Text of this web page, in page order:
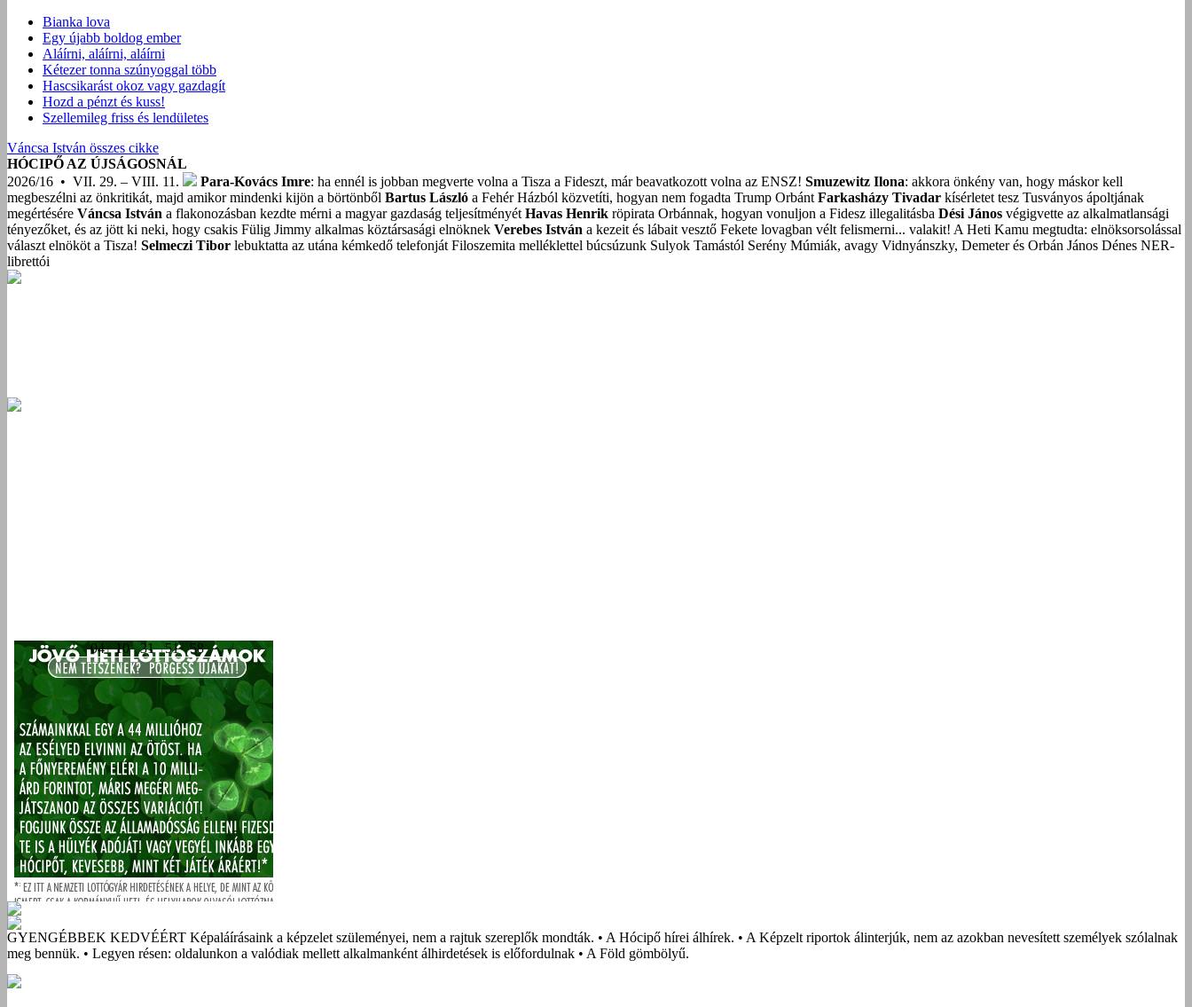
Bianka lova
Egy újabb boldog ember
Aláírni, aláírni, aláírni
Kétezer tonna szúnyoggal több
Hascsikarást okoz vagy gazdagít
Hozd a pénzt és kuss!
Szellemileg friss és lendületes
Váncsa István összes cikke
HÓCIPŐ AZ ÚJSÁGOSNÁL
2026/16 • VII. 29. – VIII. 11.
Para-Kovács Imre: ha ennél is jobban megverte volna a Tisza a Fideszt, már beavatkozott volna az ENSZ! Smuzewitz Ilona: akkora önkény van, hogy máskor kell
megbeszélni az önkritikát, majd amikor mindenki kijön a börtönből Bartus László a Fehér Házból közvetíti, hogyan nem fogadta Trump Orbánt Farkasházy Tivadar kísérletet tesz Tusványos ápoltjának
megértésére Váncsa István a flakonozásban kezdte mérni a magyar gazdaság teljesítményét Havas Henrik röpirata Orbánnak, hogyan vonuljon a Fidesz illegalitásba Dési János végigvette az alkalmatlansági
tényezőket, és az jött ki neki, hogy csakis Fülig Jimmy alkalmas köztársasági elnöknek Verebes István a kezeit és lábait vesztő Fekete lovagban vélt felismerni... valakit! A Heti Kamu megtudta: elnöksorsolással
választ elnököt a Tisza! Selmeczi Tibor lebuktatta az utána kémkedő telefonját Filoszemita melléklettel búcsúzunk Sulyok Tamástól Serény Múmiák, avagy Vidnyánszky, Demeter és Orbán János Dénes NER-
librettói
GYENGÉBBEK KEDVÉÉRT Képaláírásaink a képzelet szüleményei, nem a rajtuk szereplők mondták. • A Hócipő hírei álhírek. • A Képzelt riportok álinterjúk, nem az azokban nevesített személyek szólalnak
meg bennük. • Legyen résen: oldalunkon a valódiak mellett alkalmanként álhirdetések is előfordulnak • A Föld gömbölyű.